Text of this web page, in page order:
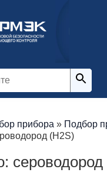
прибора » Подбор
(H2S)
сероводород